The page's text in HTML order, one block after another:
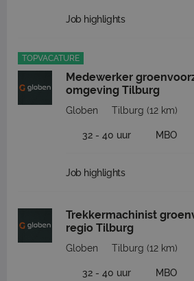
Job highlights
TOPVACATURE
Medewerker
omgeving Tilburg
Globen Tilburg (12 km)
32 - 40 uur MBO
Job highlights
Trekkermachinist
regio Tilburg
Globen Tilburg (12 km)
32 - 40 uur MBO